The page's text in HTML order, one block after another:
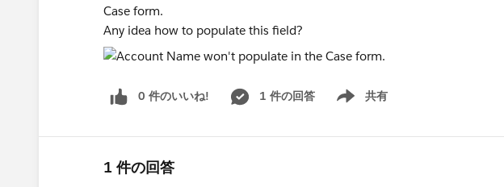
Case form.
Any idea how to populate this field?
0 件のいいね! 1 件の回答 共有
Show menu
1 件の回答